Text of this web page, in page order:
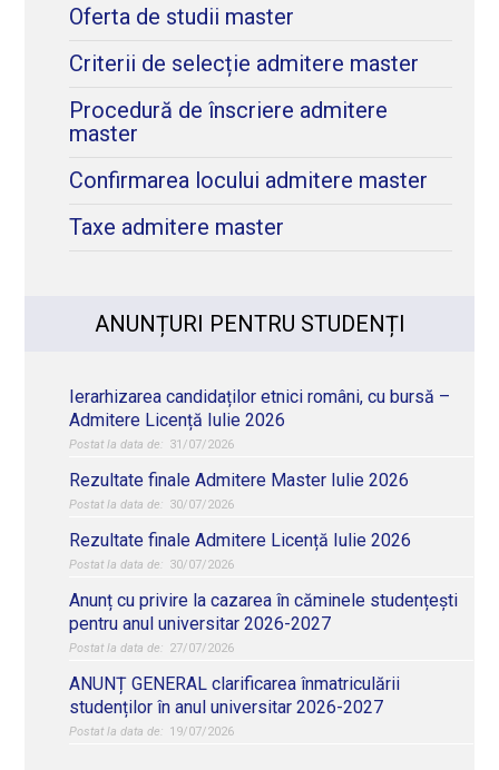
Oferta de studii master
Criterii de selecție admitere master
Procedură de înscriere admitere
master
Confirmarea locului admitere master
Taxe admitere master
ANUNȚURI PENTRU STUDENȚI
Ierarhizarea candidaților etnici români, cu bursă –
Admitere Licență Iulie 2026
31/07/2026
Rezultate finale Admitere Master Iulie 2026
30/07/2026
Rezultate finale Admitere Licență Iulie 2026
30/07/2026
Anunț cu privire la cazarea în căminele studențești
pentru anul universitar 2026-2027
27/07/2026
ANUNȚ GENERAL clarificarea înmatriculării
studenților în anul universitar 2026-2027
19/07/2026